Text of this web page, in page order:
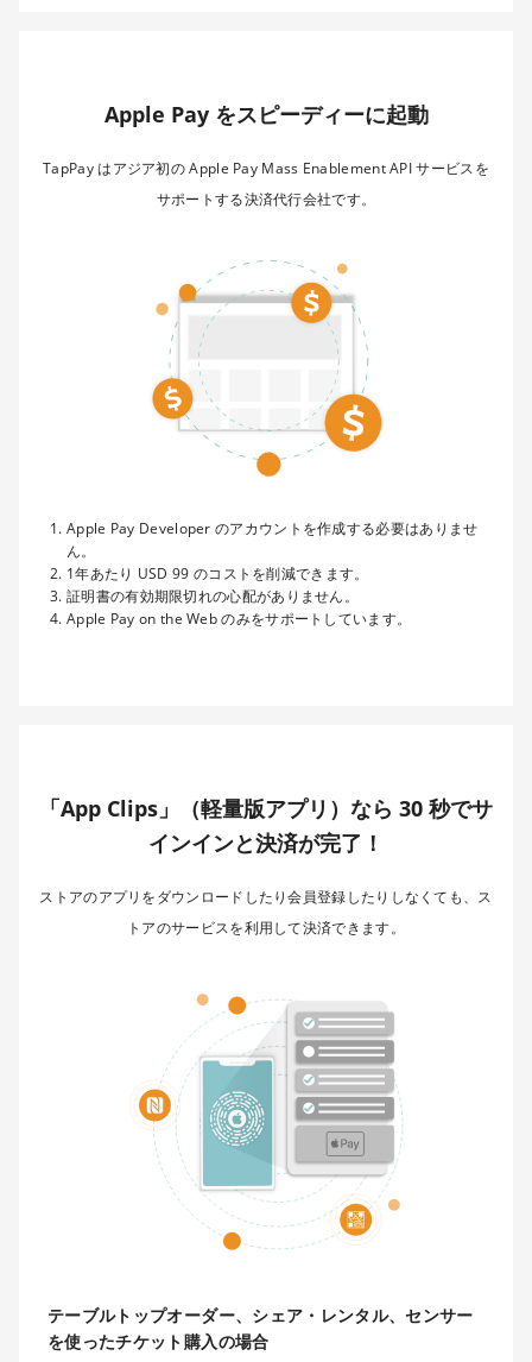
Apple Pay をスピーディーに起動
TapPay はアジア初の Apple Pay Mass Enablement API サービスを
サポートする決済代行会社です。
Apple Pay Developer のアカウントを作成する必要はありませ
ん。
1年あたり USD 99 のコストを削減できます。
証明書の有効期限切れの心配がありません。
Apple Pay on the Web のみをサポートしています。
「App Clips」（軽量版アプリ）なら 30 秒でサ
インインと決済が完了！
ストアのアプリをダウンロードしたり会員登録したりしなくても、ス
トアのサービスを利用して決済できます。
テーブルトップオーダー、シェア・レンタル、センサー
を使ったチケット購入の場合